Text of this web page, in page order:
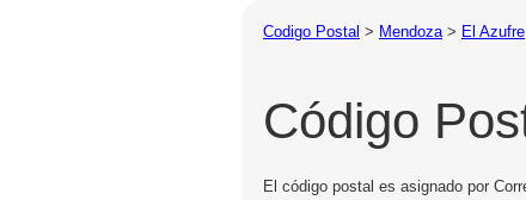
Codigo Postal > Mendoza> El Azufre
Código
El código postal es asignado por